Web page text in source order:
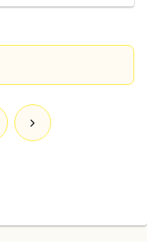
次